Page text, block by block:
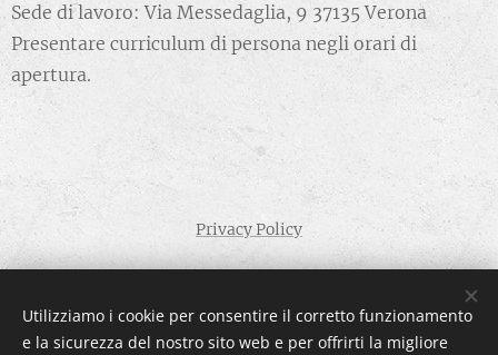
Sede di lavoro: Via Messedaglia, 9 37135 Verona
Presentare curriculum di persona negli orari di
apertura.
Privacy Policy
"per adempiere a quanto disposto dalla L.124/2017 (commi da
Utilizziamo i cookie per consentire il corretto funzionamento
e la sicurezza del nostro sito web e per offrirti la migliore